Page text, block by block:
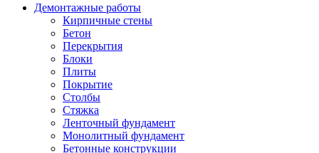
Демонтажные работы
Кирпичные стены
Бетон
Перекрытия
Блоки
Плиты
Покрытие
Столбы
Стяжка
Ленточный фундамент
Монолитный фундамент
Бетонные конструкции